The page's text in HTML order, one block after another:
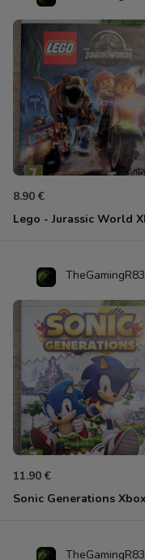
8.90 €
TheGamingR83
11.90 €
TheGamingR83